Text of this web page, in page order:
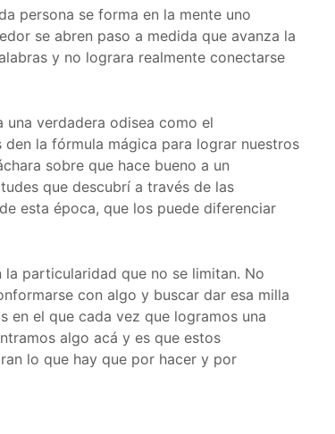
persona se forma en la mente uno
se abren paso a medida que avanza la
y no lograra realmente conectarse
una verdadera odisea como el
la fórmula mágica para lograr nuestros
sobre que hace bueno a un
que descubrí a través de las
esta época, que los puede diferenciar
particularidad que no se limitan. No
con algo y buscar dar esa milla
en el que cada vez que logramos una
algo acá y es que estos
lo que hay que por hacer y por